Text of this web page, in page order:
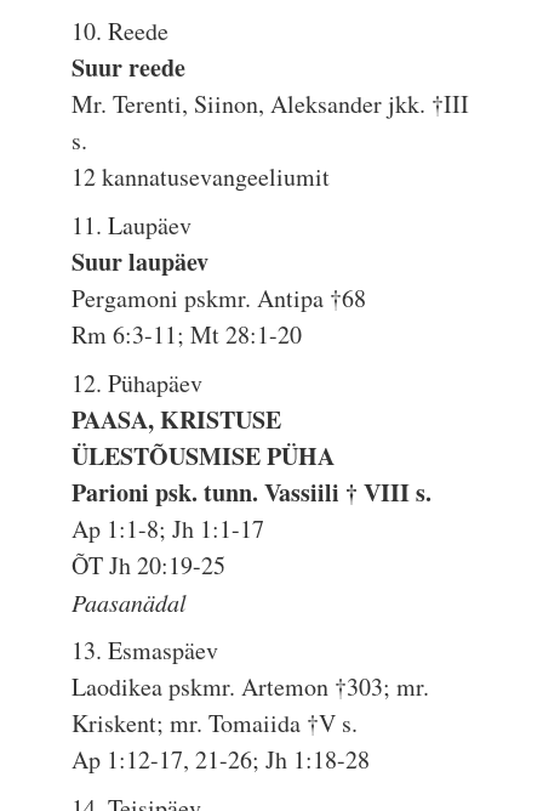
10. Reede
Suur reede
Mr. Terenti, Siinon, Aleksander jkk. †III
s.
12 kannatusevangeeliumit
11. Laupäev
Suur laupäev
Pergamoni pskmr. Antipa †68
Rm 6:3-11; Mt 28:1-20
12. Pühapäev
PAASA, KRISTUSE
ÜLESTÕUSMISE PÜHA
Parioni psk. tunn. Vassiili † VIII s.
Ap 1:1-8; Jh 1:1-17
ÕT Jh 20:19-25
Paasanädal
13. Esmaspäev
Laodikea pskmr. Artemon †303; mr.
Kriskent; mr. Tomaiida †V s.
Ap 1:12-17, 21-26; Jh 1:18-28